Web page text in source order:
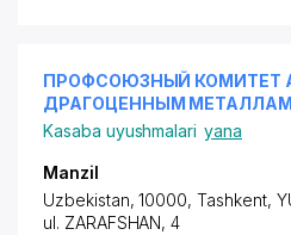
ПРОФСОЮЗНЫЙ КОМИТЕТ
ДРАГОЦЕННЫМ МЕТАЛЛАМ
Kasaba uyushmalari yana
Manzil
Uzbekistan, 10000, Tashkent,
ul. ZARAFSHAN, 4